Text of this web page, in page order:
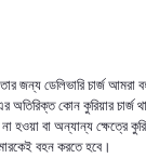
জন্য ডেলিভারি চার্জ আমরা
অতিরিক্ত কোন কুরিয়ার চার্জ
হওয়া বা অন্যান্য ক্ষেত্রে
বহন করতে হবে।